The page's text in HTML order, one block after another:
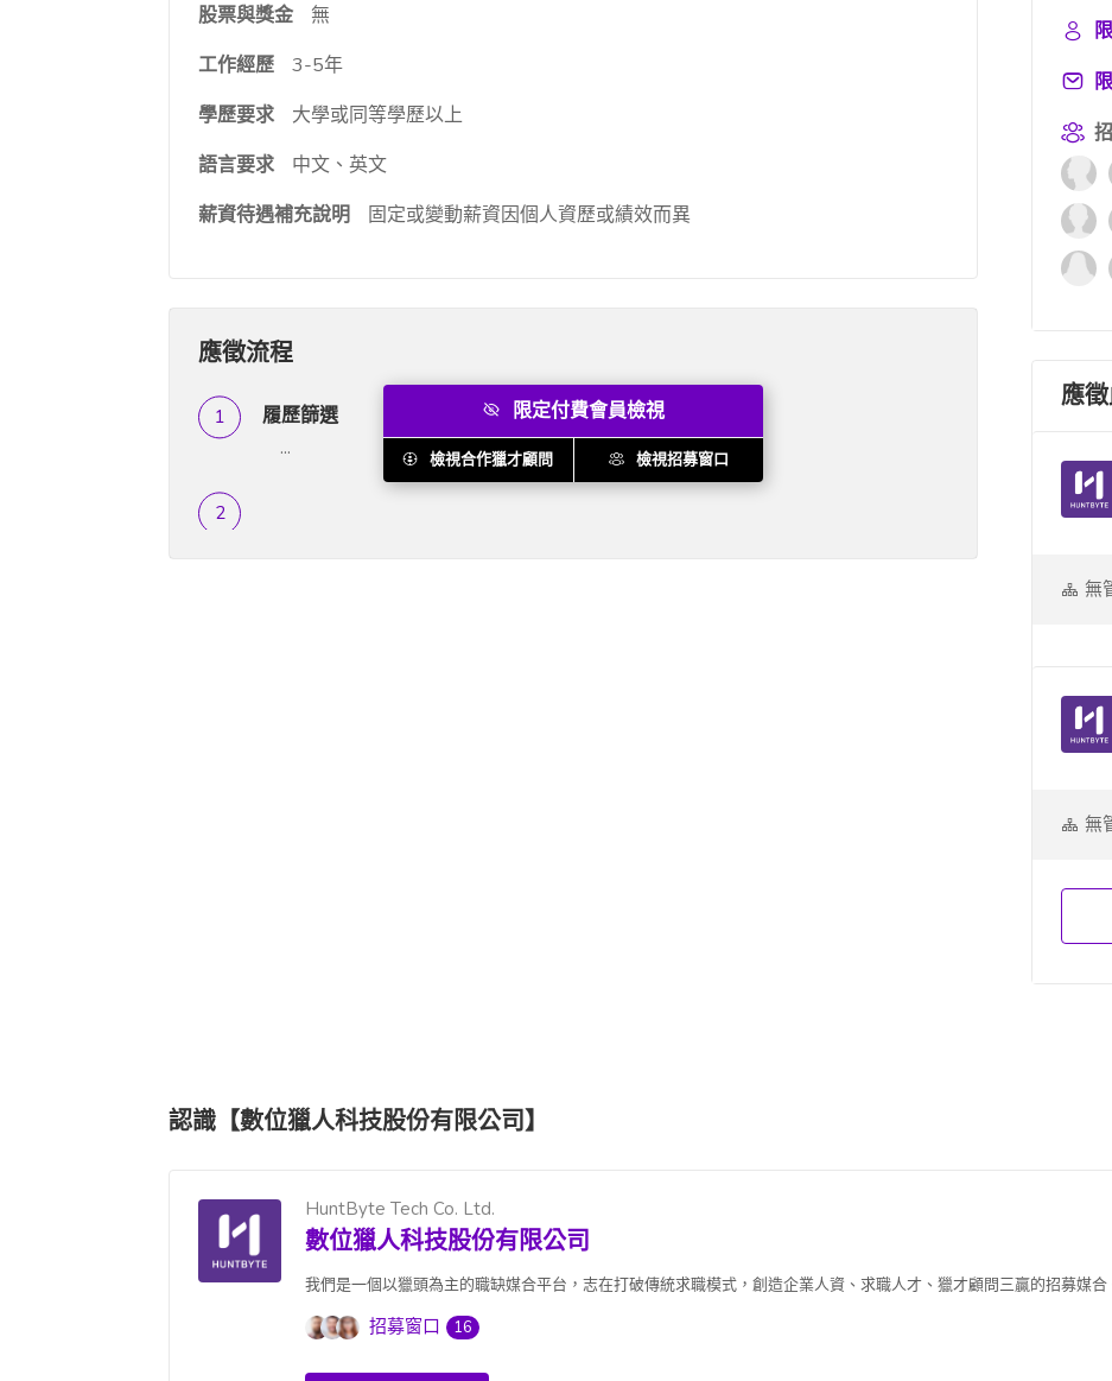
股票與獎金
無
工作經歷
3-5年
學歷要求
大學或同等學歷以上
語言要求
中文、英文
薪資待遇補充說明
固定或變動薪資因個人資歷或績效而異
應徵流程
履歷篩選
...
限定付費會員檢視
檢視合作獵才顧問 檢視招募窗口
應
無
無
認識【數位獵人科技股份有限公司】
HuntByte Tech Co. Ltd.
數位獵人科技股份有限公司
我們是一個以獵頭為主的職缺媒合平台，志在打破傳統求職模式，創造企業人資、求職人才、獵才顧問三贏的招募媒合
招募窗口 16